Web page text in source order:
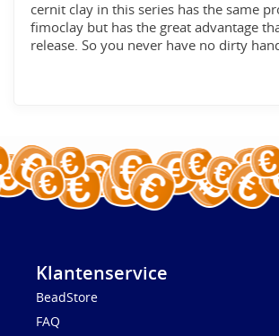
cernit clay in this series has the same
fimoclay but has the great advantage
release. So you never have no dirty
Klantenservice
BeadStore
FAQ